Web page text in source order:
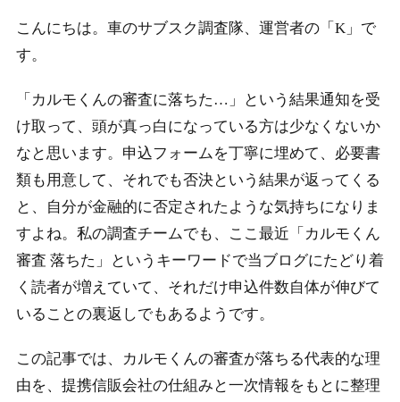
こんにちは。車のサブスク調査隊、運営者の「K」で
す。
「カルモくんの審査に落ちた…」という結果通知を受
け取って、頭が真っ白になっている方は少なくないか
なと思います。申込フォームを丁寧に埋めて、必要書
類も用意して、それでも否決という結果が返ってくる
と、自分が金融的に否定されたような気持ちになりま
すよね。私の調査チームでも、ここ最近「カルモくん
審査 落ちた」というキーワードで当ブログにたどり着
く読者が増えていて、それだけ申込件数自体が伸びて
いることの裏返しでもあるようです。
この記事では、カルモくんの審査が落ちる代表的な理
由を、提携信販会社の仕組みと一次情報をもとに整理